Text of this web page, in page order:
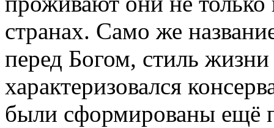
странах. Само же
перед Богом, стиль
характеризовался
были сформированы ещё